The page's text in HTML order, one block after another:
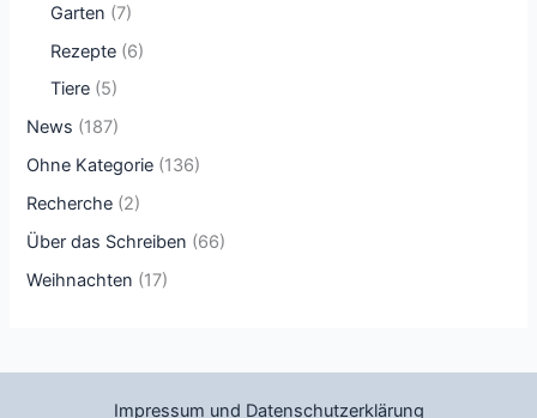
Garten (7)
Rezepte (6)
Tiere (5)
News (187)
Ohne Kategorie (136)
Recherche (2)
Über das Schreiben (66)
Weihnachten (17)
Impressum und Datenschutzerklärung